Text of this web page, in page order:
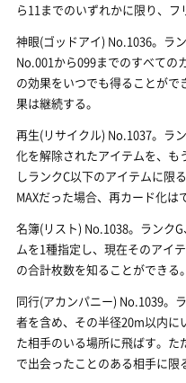
ら11までのいずれかに限り、フ
神眼(ゴッドアイ) No.1036。ラ
No.001から099までのすべての
の効果をいつでも得ることが
果は継続する。
再生(リサイクル) No.1037。ラ
化を解除されたアイテムを、
しランクC以下のアイテムに限
MAXだった場合、再カード化は
名簿(リスト) No.1038。ランク
ムを1種指定し、現在そのアイ
の合計枚数を知ることができる。
同行(アカンパニー) No.1039。
者を含め、その半径20m以内に
た相手のいる場所に飛ばす。
で出会ったことのある相手に限